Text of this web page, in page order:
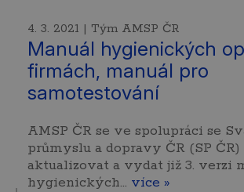
4. 3. 2021 | Tým AMSP ČR
Manuál hygienických
firmách, manuál pro
samotestování
AMSP ČR se ve spolupráci se
průmyslu a dopravy ČR (SP
aktualizovat a vydat již 3. verzi
hygienických… více »